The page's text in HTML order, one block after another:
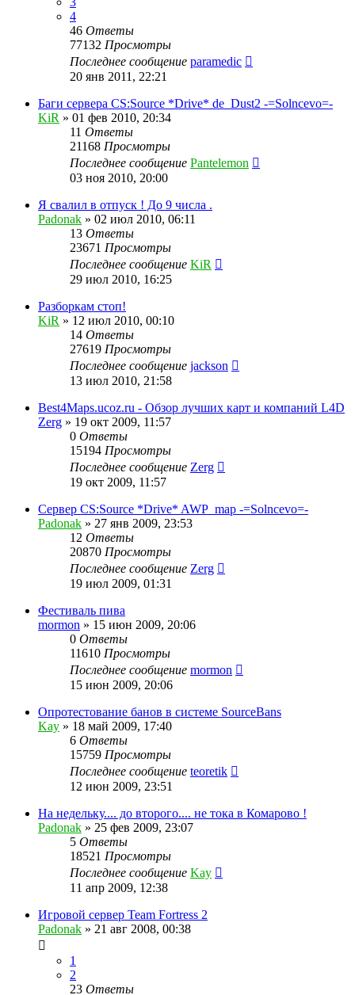
4
46 Ответы
77132 Просмотры
Последнее сообщение paramedic
20 янв 2011, 22:21
Баги сервера CS:Source *Drive* de_Dust2 -=Solncevo=-
KiR » 01 фев 2010, 20:34
11 Ответы
21168 Просмотры
Последнее сообщение Pantelemon
03 ноя 2010, 20:00
Я свалил в отпуск ! До 9 числа .
Padonak » 02 июл 2010, 06:11
13 Ответы
23671 Просмотры
Последнее сообщение KiR
29 июл 2010, 16:25
Разборкам стоп!
KiR » 12 июл 2010, 00:10
14 Ответы
27619 Просмотры
Последнее сообщение jackson
13 июл 2010, 21:58
Best4Maps.ucoz.ru - Обзор лучших карт и компаний L4D
Zerg » 19 окт 2009, 11:57
0 Ответы
15194 Просмотры
Последнее сообщение Zerg
19 окт 2009, 11:57
Сервер CS:Source *Drive* AWP_map -=Solncevo=-
Padonak » 27 янв 2009, 23:53
12 Ответы
20870 Просмотры
Последнее сообщение Zerg
19 июл 2009, 01:31
Фестиваль пива
mormon » 15 июн 2009, 20:06
0 Ответы
11610 Просмотры
Последнее сообщение mormon
15 июн 2009, 20:06
Опротестование банов в системе SourceBans
Kay » 18 май 2009, 17:40
6 Ответы
15759 Просмотры
Последнее сообщение teoretik
12 июн 2009, 23:51
На недельку.... до второго.... не тока в Комарово !
Padonak » 25 фев 2009, 23:07
5 Ответы
18521 Просмотры
Последнее сообщение Kay
11 апр 2009, 12:38
Игровой сервер Team Fortress 2
Padonak » 21 авг 2008, 00:38
1
2
23 Ответы